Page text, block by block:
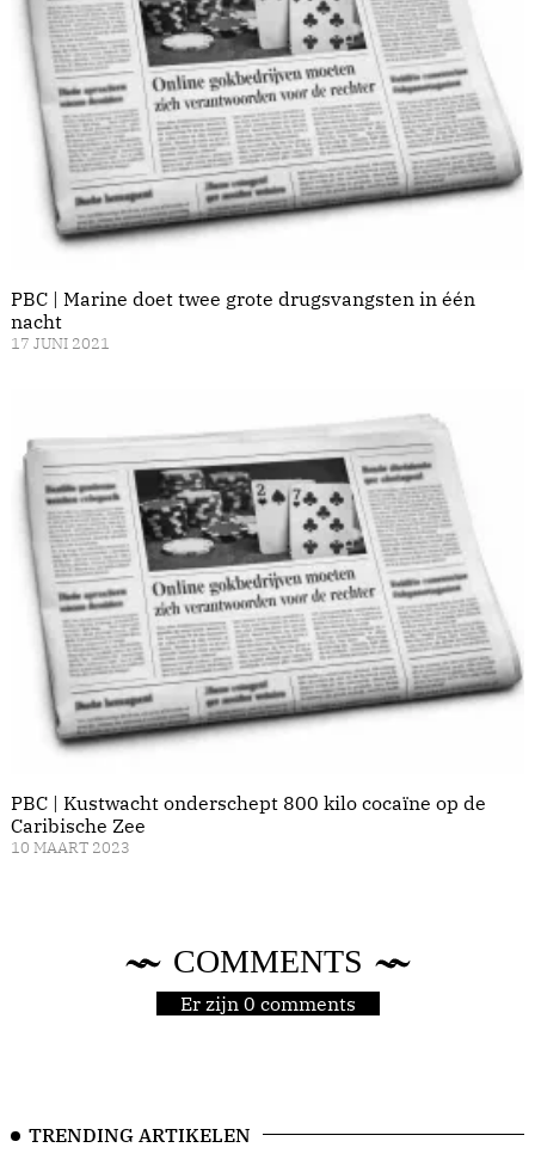
PBC | Marine doet twee grote drugsvangsten in één
nacht
17 JUNI 2021
PBC | Kustwacht onderschept 800 kilo cocaïne op de
Caribische Zee
10 MAART 2023
COMMENTS
Er zijn 0 comments
TRENDING ARTIKELEN